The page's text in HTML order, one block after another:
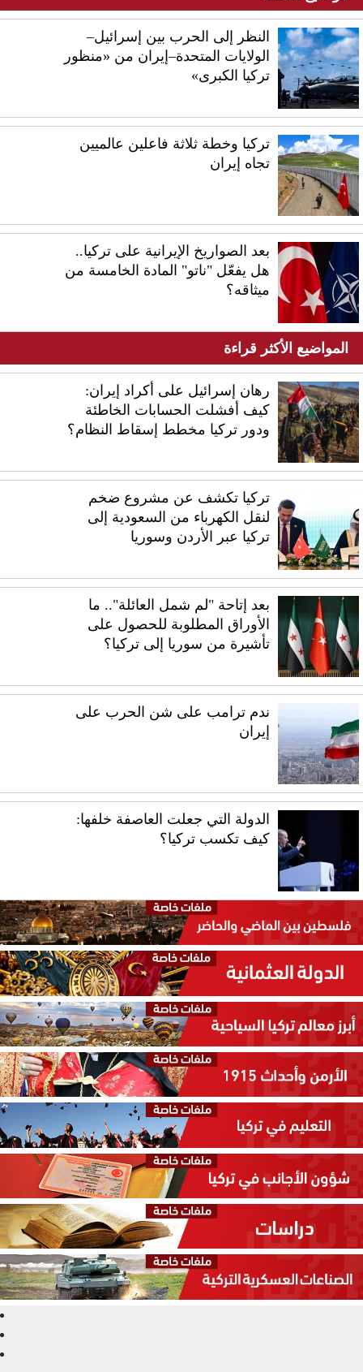
النظر إلى الحرب بين إسرائيل–
الولايات المتحدة–إيران من «منظور
تركيا الكبرى»
تركيا وخطة ثلاثة فاعلين عالميين
تجاه إيران
بعد الصواريخ الإيرانية على تركيا..
هل يفعّل "ناتو" المادة الخامسة من
ميثاقه؟
المواضيع الأكثر قراءة
رهان إسرائيل على أكراد إيران:
كيف أفشلت الحسابات الخاطئة
ودور تركيا مخطط إسقاط النظام؟
تركيا تكشف عن مشروع ضخم
لنقل الكهرباء من السعودية إلى
تركيا عبر الأردن وسوريا
بعد إتاحة "لم شمل العائلة".. ما
الأوراق المطلوبة للحصول على
تأشيرة من سوريا إلى تركيا؟
ندم ترامب على شن الحرب على
إيران
الدولة التي جعلت العاصفة خلفها:
كيف تكسب تركيا؟